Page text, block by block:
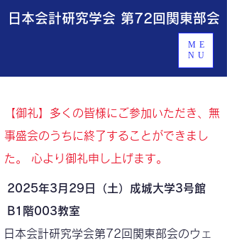
​日本会計研究学会 第72回関東部会
ME
NU
【御礼】多くの皆様にご参加いただき、無
事盛会のうちに終了することができまし
た。 心より御礼申し上げます。
2025年3月29日（土）成城大学3号館
B1階003教室
日本会計研究学会第72回関東部会のウェ